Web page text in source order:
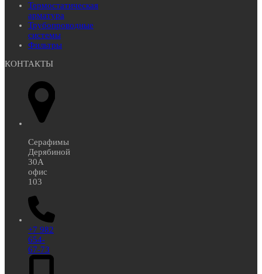
Термостатическая
арматура
Трубопроводные
системы
Фильтры
КОНТАКТЫ
Серафимы
Дерябиной
30А
офис
103
+7 982
654-
67-73